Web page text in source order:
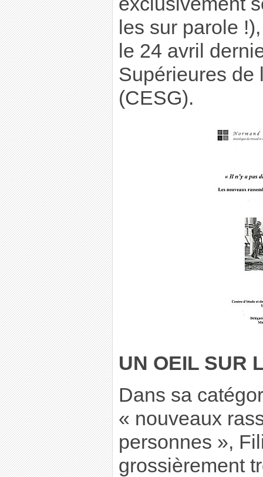
les sur parole
le 24 avril
Supérieures de
(CESG).
UN OEIL SUR
Dans sa
« nouveaux
personnes »,
grossièrement